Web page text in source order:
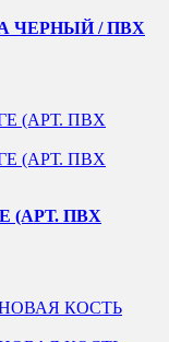
ЧЕРНЫЙ / ПВХ
(АРТ. ПВХ